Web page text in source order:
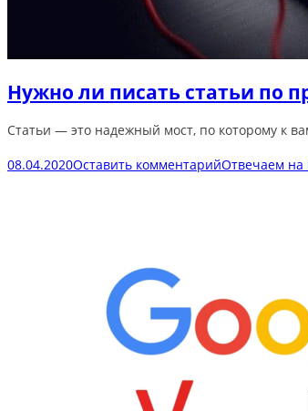
Нужно ли писать статьи по
Статьи — это надежный мост, по которому к
08.04.2020Оставить комментарийОтвечаем на